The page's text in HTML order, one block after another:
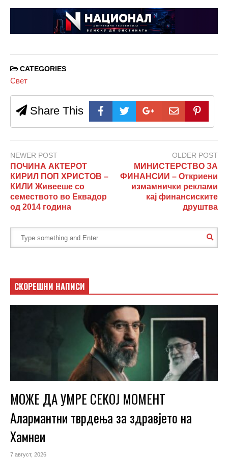
CATEGORIES
Свет
Share This
NEWER POST
ПОЧИНА АКТЕРОТ
КИРИЛ ПОП ХРИСТОВ –
КИЛИ Живееше со
семеството во Еквадор
од 2014 година
OLDER POST
МИНИСТЕРСТВО ЗА
ФИНАНСИИ – Откриени
измамнички реклами
кај финансиските
друштва
СКОРЕШНИ НАПИСИ
МОЖЕ ДА УМРЕ СЕКОЈ МОМЕНТ
Алармантни тврдења за здравјето на
Хамнеи
7 август, 2026